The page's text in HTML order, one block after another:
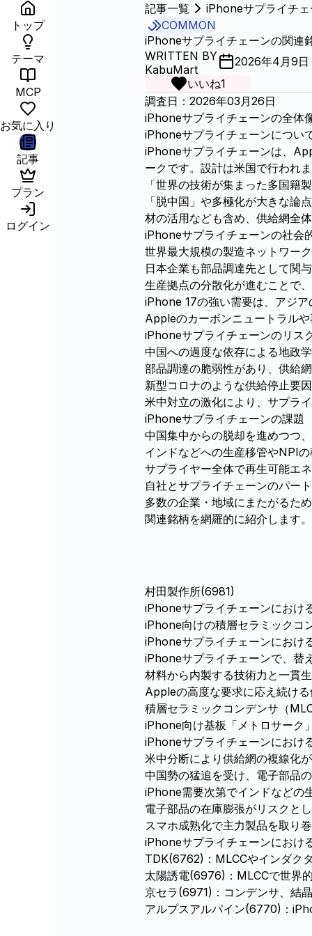
トップ
テーマ
MCP
お気に入り
記事
プラン
ログイン
記事一覧
iPhoneサプライチ
COMMON
iPhoneサプライチェーンの関連
WRITTEN BY
KabuMart
2026年4月9日
いいね1
調査日：2026年03月26日
iPhoneサプライチェーンの全体
iPhoneサプライチェーンについ
iPhoneサプライチェーンは、
ークです。設計は米国で行われ
「世界の技術が集まった多国籍
「脱中国」や多極化が大きな
材の活用なども含め、供給網全
iPhoneサプライチェーンの社会
世界最大規模の製造ネットワー
日本企業も部品調達先として関
生産拠点の分散化が進むことで
iPhone 17の強い需要は、アジ
Appleのカーボンニュートラル
iPhoneサプライチェーンのリス
中国への過度な依存による地政
部品調達の脆弱性があり、供給
新型コロナのような供給停止要
米中対立の激化により、サプラ
iPhoneサプライチェーンの課題
中国集中からの脱却を進めつつ
インドなどへの生産移管やNPI
サプライヤー全体で再生可能エ
自社とサプライチェーンのパー
多数の企業・地域にまたがるた
関連銘柄を網羅的に紹介します。
村田製作所(6981)
iPhoneサプライチェーンにおけ
iPhone向けの積層セラミックコ
iPhoneサプライチェーンにおけ
iPhoneサプライチェーンで、替
材料から内製する技術力と一貫
Appleの高度な要求に応え続け
積層セラミックコンデンサ（
iPhone向け基板「メトロサーク
iPhoneサプライチェーンにおけ
米中分断により供給網の複線化
中国勢の猛追を受け、電子部品
iPhone需要次第でインドなどの
電子部品の在庫膨張がリスクと
スマホ成熟化で主力製品を取り
iPhoneサプライチェーンにおけ
TDK(6762)：MLCCやインダク
太陽誘電(6976)：MLCCで世界
京セラ(6971)：コンデンサ、結
アルプスアルパイン(6770)：